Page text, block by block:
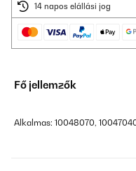
14 napos elállási jog
Fő jellemzők
Alkalmas: 10048070,